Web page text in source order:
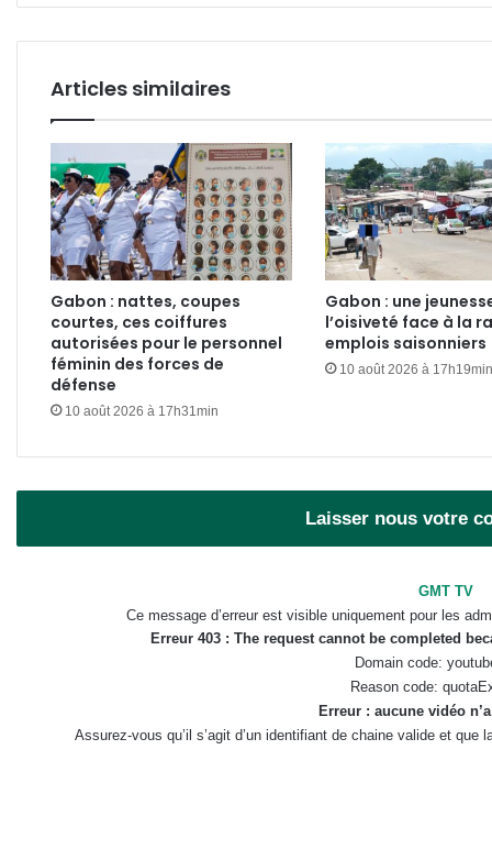
Articles similaires
Gabon : nattes, coupes
courtes, ces coiffures
autorisées pour le personnel
féminin des forces de
défense
10 août 2026 à 17h31min
Gabon : une
l’oisiveté face à la
emplois saisonniers
10 août 2026 à 17h19min
Laisser nous votre
GMT TV
Ce message d’erreur est visible uniquement pour les
Erreur 403 : The request cannot be completed
Domain code:
Reason code:
Erreur : aucune vidéo
Assurez-vous qu’il s’agit d’un identifiant de chaine valide et